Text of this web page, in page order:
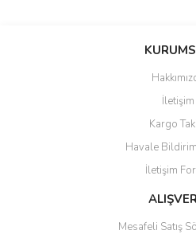
Bu ürüne ilk
Yorum Yaz
Ürün resmi kalitesiz, bozuk veya
Ürün açıklamasında eksik bilgiler
Ürün bilgilerinde hatalar
Ürün fiyatı diğer sitelerden daha
Bu ürüne benzer farklı alternatifler
İletişim
Kargo
Havale
İletişim
Mesafeli Satış